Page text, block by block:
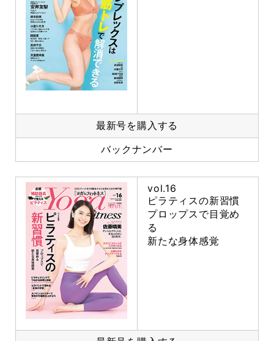
最新号を購入する
バックナンバー
vol.16
ピラティスの新習慣
プロップスで目覚め
る
新たな身体感覚